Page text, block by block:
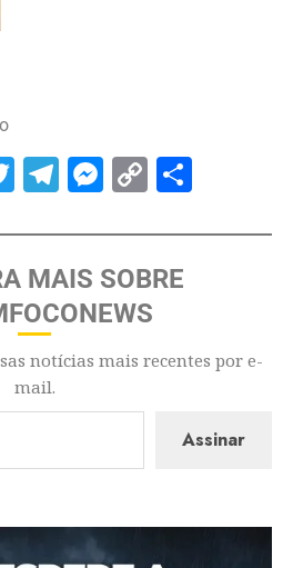
Twitter
Telegram
Messenger
Copy
MAIS SOBRE
notícias mais recentes por e-
mail.
Assinar